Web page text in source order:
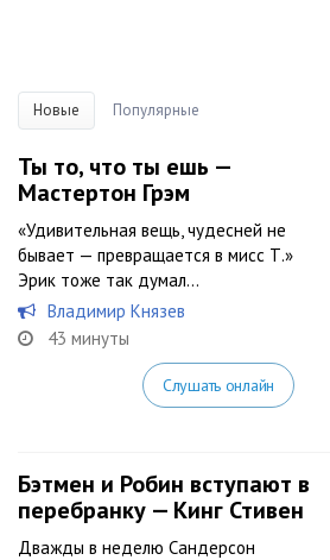
Новые Популярные
Ты то, что ты ешь —
Мастертон Грэм
«Удивительная вещь, чудесней не
бывает — превращается в мисс Т.»
Эрик тоже так думал…
Владимир Князев
43 минуты
Слушать онлайн
Бэтмен и Робин вступают в
перебранку — Кинг Стивен
Дважды в неделю Сандерсон